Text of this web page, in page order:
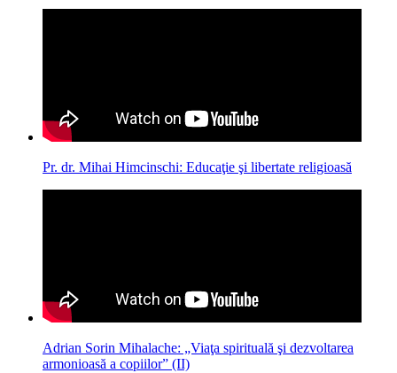
Pr. dr. Mihai Himcinschi: Educaţie şi libertate religioasă
Adrian Sorin Mihalache: „Viaţa spirituală şi dezvoltarea
armonioasă a copiilor” (II)